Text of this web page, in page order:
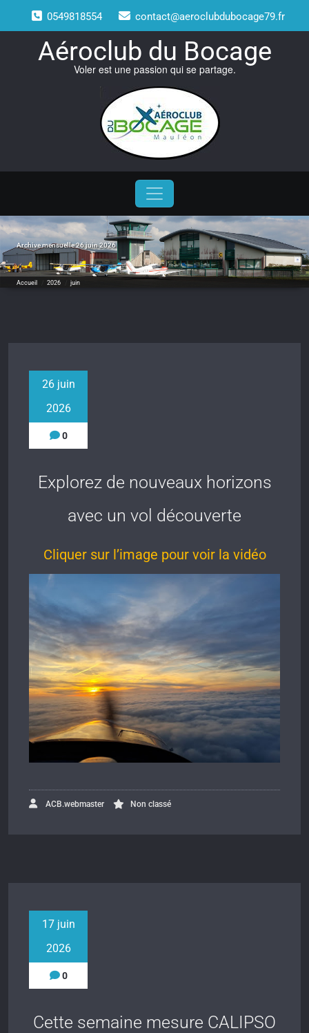
content
0549818554 contact@aeroclubdubocage79.fr
Aéroclub du Bocage
Voler est une passion qui se partage.
Archive mensuelle 26 juin 2026
Accueil 2026 juin
26 juin
2026
0
Explorez de nouveaux horizons
avec un vol découverte
Cliquer sur l’image pour voir la vidéo
ACB.webmaster Non classé
17 juin
2026
0
Cette semaine mesure CALIPSO